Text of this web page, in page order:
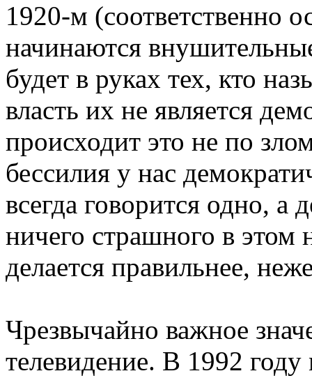
1920-м (соответственно
начинаются
будет в руках тех, кто
власть их не является
происходит это не по
бессилия у нас
всегда говорится одно, а
ничего страшного в этом
делается правильнее,
Чрезвычайно важное
телевидение. В 1992